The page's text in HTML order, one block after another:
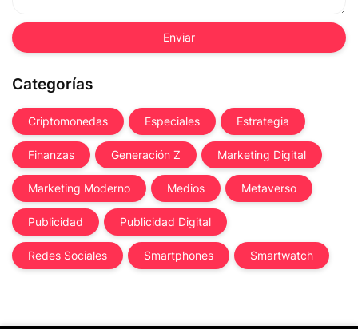
Categorías
Criptomonedas Especiales Estrategia
Finanzas Generación Z Marketing Digital
Marketing Moderno Medios Metaverso
Publicidad Publicidad Digital
Redes Sociales Smartphones Smartwatch